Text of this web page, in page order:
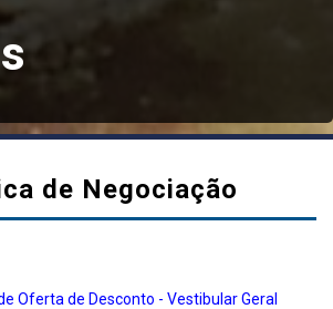
de Negociação
Oferta de Desconto - Vestibular Geral